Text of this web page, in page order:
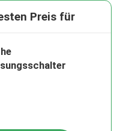
Preis für